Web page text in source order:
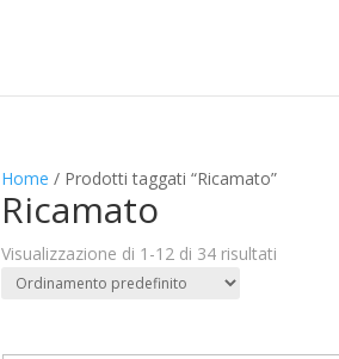
Home / Prodotti taggati “Ricamato”
Ricamato
Visualizzazione di 1-12 di 34 risultati